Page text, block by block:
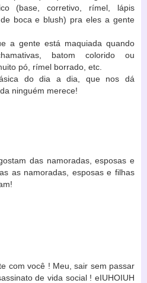
(base, corretivo, rímel, lápis
boca e blush) pra eles a gente
a gente está maquiada quando
batom colorido ou
pó, rímel borrado, etc.
do dia a dia, que nos dá
ninguém merece!
das namoradas, esposas e
as namoradas, esposas e filhas
com você ! Meu, sair sem passar
de vida social ! eIUHOIUH